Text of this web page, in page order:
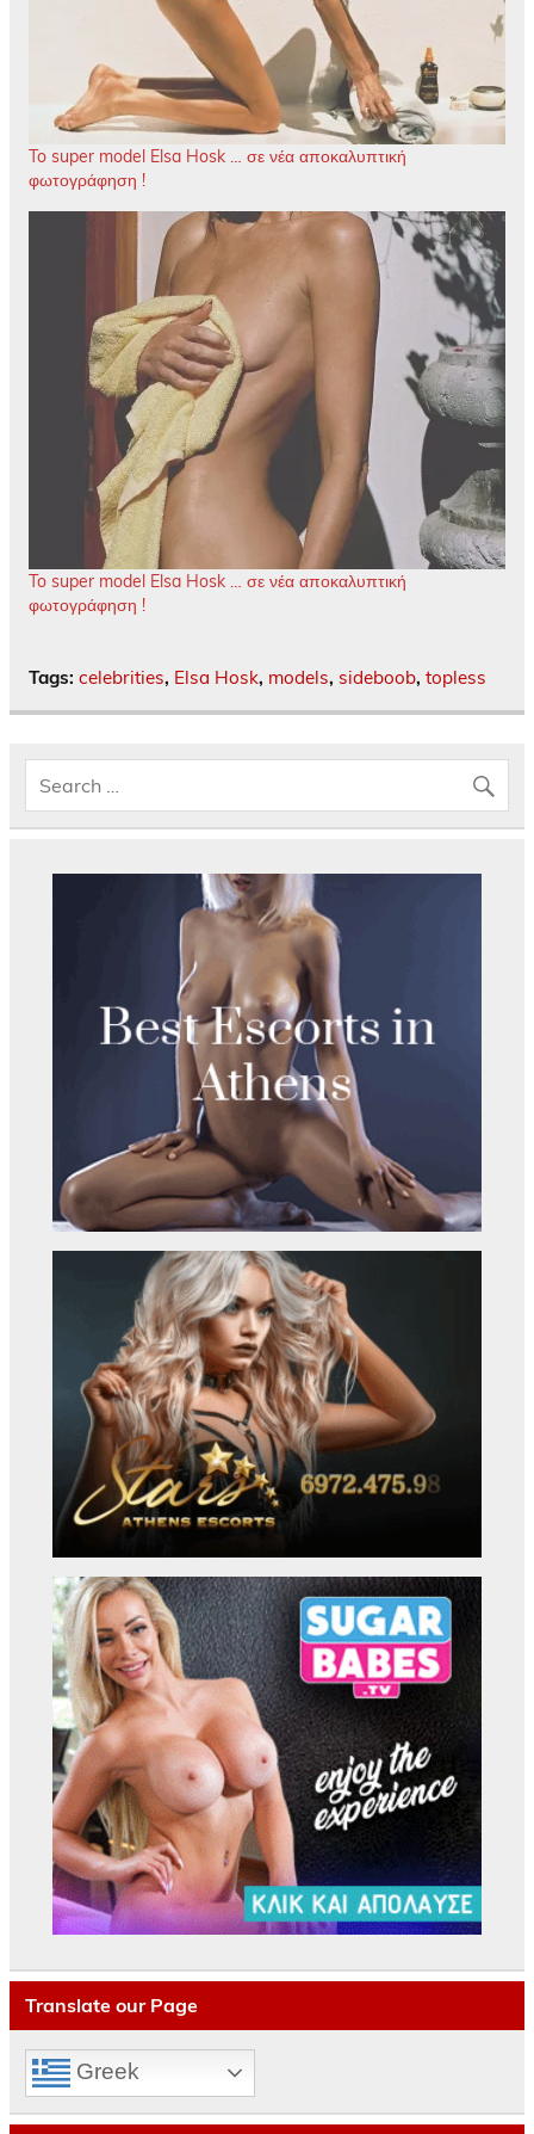
To super model Elsa Hosk … σε νέα αποκαλυπτική
φωτογράφηση !
To super model Elsa Hosk … σε νέα αποκαλυπτική
φωτογράφηση !
Tags: celebrities, Elsa Hosk, models, sideboob, topless
Translate our Page
Greek